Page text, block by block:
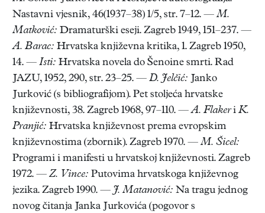
Nastavni vjesnik, 46(1937–38) 1/5, str. 7–12. —M.
Matković: Dramaturški eseji. Zagreb 1949, 151–237. —
A. Barac: Hrvatska književna kritika, 1. Zagreb 1950,
14. — Isti: Hrvatska novela do Šenoine smrti. Rad
JAZU, 1952, 290, str. 23–25. — D. Jelčić: Janko
Jurković (s bibliografijom). Pet stoljeća hrvatske
književnosti, 38. Zagreb 1968, 97–110. —A. Flakeri K.
Pranjić: Hrvatska književnost prema evropskim
književnostima (zbornik). Zagreb 1970. —M. Šicel:
Programi i manifesti u hrvatskoj književnosti. Zagreb
1972. — Z. Vince: Putovima hrvatskoga književnog
jezika. Zagreb 1990. — J. Matanović: Na tragu jednog
novog čitanja Janka Jurkovića (pogovor s